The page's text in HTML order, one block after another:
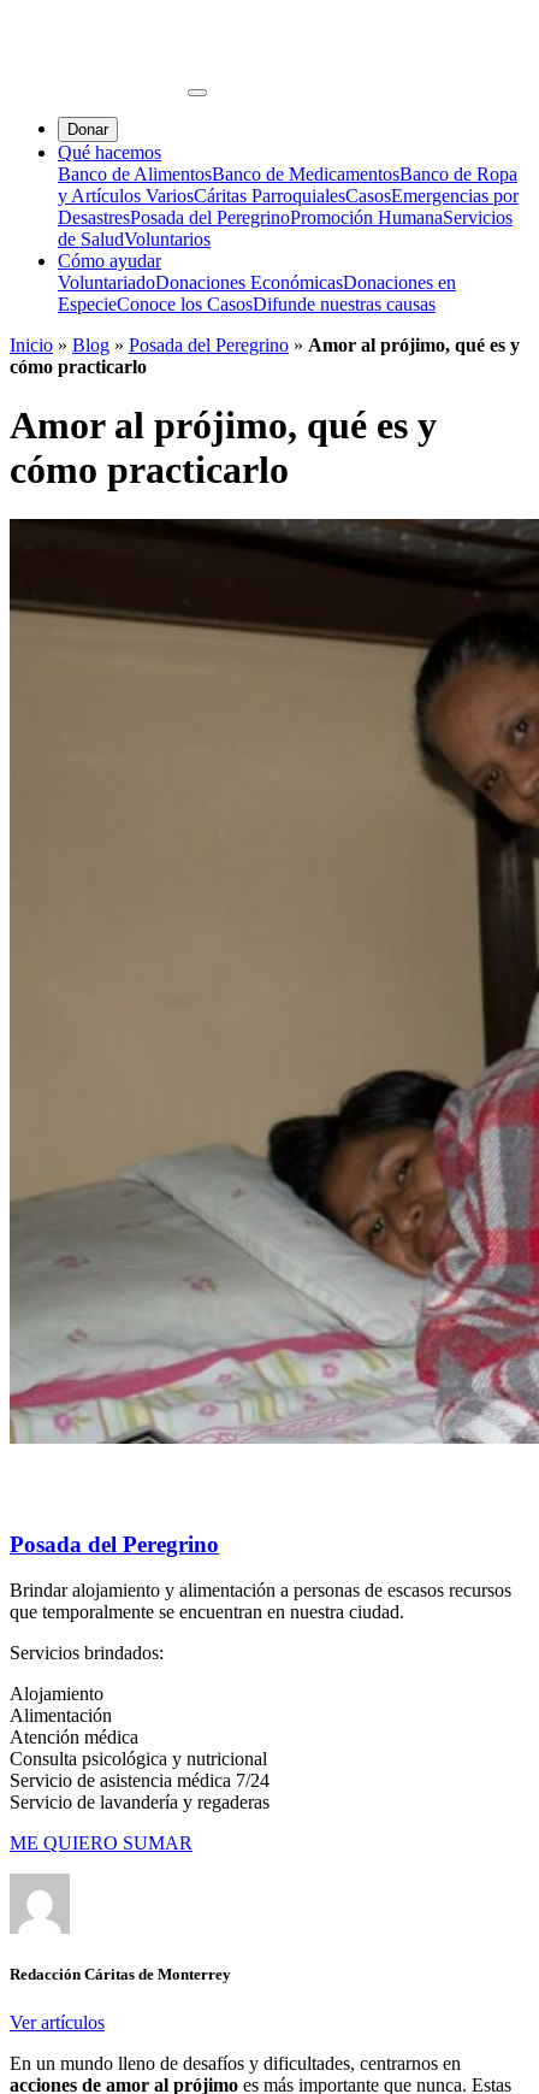
Donar
Qué hacemos
Banco de AlimentosBanco de MedicamentosBanco de Ropa
y Artículos VariosCáritas ParroquialesCasosEmergencias por
DesastresPosada del PeregrinoPromoción HumanaServicios
de SaludVoluntarios
Cómo ayudar
VoluntariadoDonaciones EconómicasDonaciones en
EspecieConoce los CasosDifunde nuestras causas
Inicio » Blog » Posada del Peregrino » Amor al prójimo, qué es y
cómo practicarlo
Amor al prójimo, qué es y
cómo practicarlo
Posada del Peregrino
Brindar alojamiento y alimentación a personas de escasos recursos
que temporalmente se encuentran en nuestra ciudad.
Servicios brindados:
Alojamiento
Alimentación
Atención médica
Consulta psicológica y nutricional
Servicio de asistencia médica 7/24
Servicio de lavandería y regaderas
ME QUIERO SUMAR
Redacción Cáritas de Monterrey
Ver artículos
En un mundo lleno de desafíos y dificultades, centrarnos en
acciones de amor al prójimo es más importante que nunca. Estas